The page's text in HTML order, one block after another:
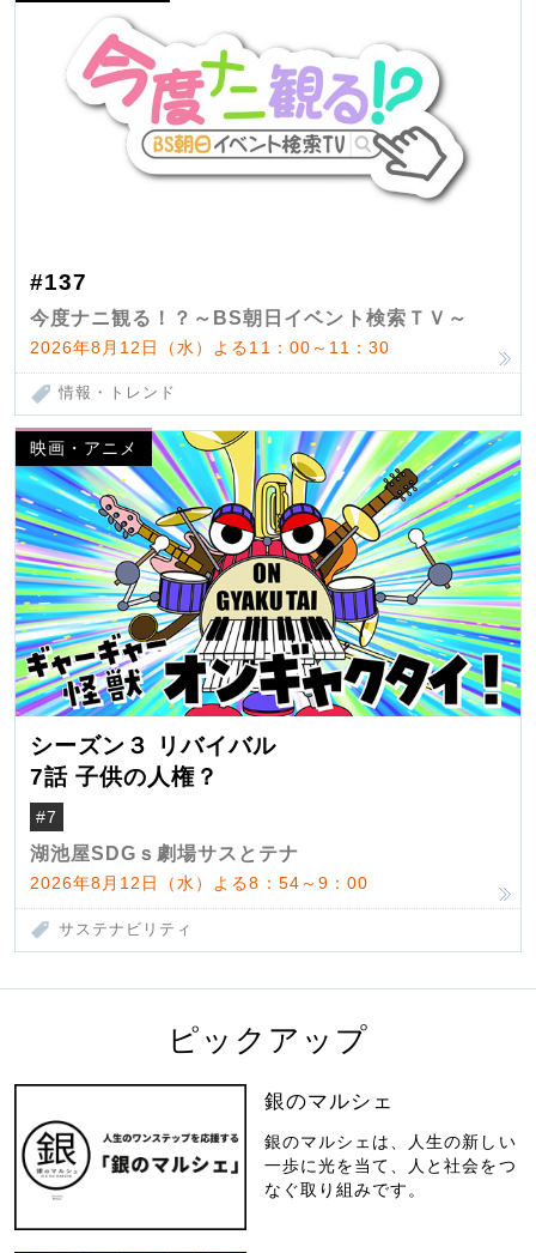
#137
今度ナニ観る！？～BS朝日イベント検索ＴＶ～
2026年8月12日（水）よる11：00～11：30
情報・トレンド
映画・アニメ
シーズン３ リバイバル
7話 子供の人権？
#7
湖池屋SDGｓ劇場サスとテナ
2026年8月12日（水）よる8：54～9：00
サステナビリティ
ピックアップ
銀のマルシェ
銀のマルシェは、人生の新しい
一歩に光を当て、人と社会をつ
なぐ取り組みです。